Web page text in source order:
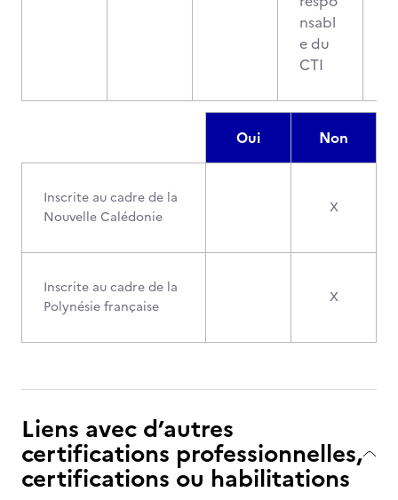
nsabl
e du
CTI
Oui Non
Inscrite au cadre de la
Nouvelle Calédonie
X
Inscrite au cadre de la
Polynésie française
X
Liens avec d’autres
certifications professionnelles,
certifications ou habilitations